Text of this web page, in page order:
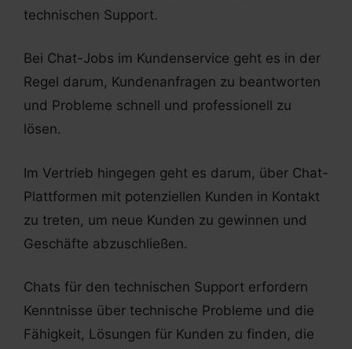
technischen Support.
Bei Chat-Jobs im Kundenservice geht es in der
Regel darum, Kundenanfragen zu beantworten
und Probleme schnell und professionell zu
lösen.
Im Vertrieb hingegen geht es darum, über Chat-
Plattformen mit potenziellen Kunden in Kontakt
zu treten, um neue Kunden zu gewinnen und
Geschäfte abzuschließen.
Chats für den technischen Support erfordern
Kenntnisse über technische Probleme und die
Fähigkeit, Lösungen für Kunden zu finden, die